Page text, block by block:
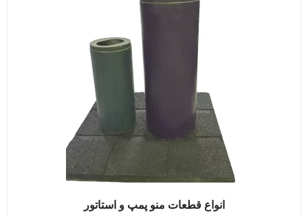
انواع قطعات منو پمپ و استاتور